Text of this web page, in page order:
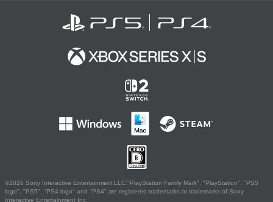
©2026 Sony Interactive Entertainment LLC."PlayStation Family Mark", "PlayStation", "PS5
logo", "PS5", "PS4 logo" and "PS4" are registered trademarks or trademarks of Sony
Interactive Entertainment Inc.